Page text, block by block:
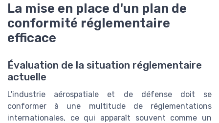
La mise en place d'un plan de
conformité réglementaire
efficace
Évaluation de la situation réglementaire
actuelle
L'industrie aérospatiale et de défense doit se
conformer à une multitude de réglementations
internationales, ce qui apparaît souvent comme un